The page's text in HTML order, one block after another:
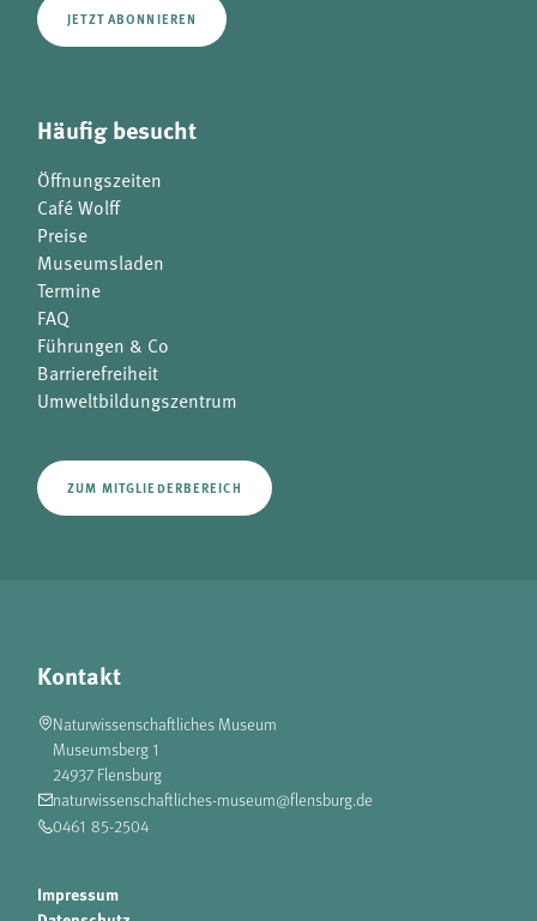
JETZT ABONNIEREN
Häufig besucht
Öffnungszeiten
Café Wolff
Preise
Museumsladen
Termine
FAQ
Führungen & Co
Barrierefreiheit
Umweltbildungszentrum
ZUM MITGLIEDERBEREICH
Kontakt
Naturwissenschaftliches Museum
Museumsberg 1
24937 Flensburg
naturwissenschaftliches-museum@flensburg.de
0461 85-2504
Impressum